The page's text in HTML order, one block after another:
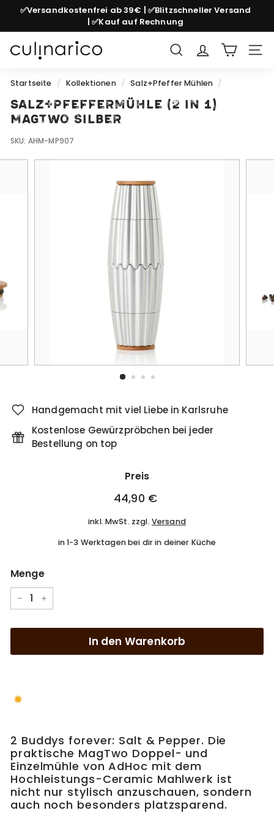
Direkt
Inhalt
Pause
✅Versandkostenfrei ab 39€ | ✅Blitzschneller Versand
| ✅Kauf auf Rechnung
c
l
i
n
a
Suche
Startseite / Kollektionen / Salz+Pfeffer Mühlen /
Salz+Pfeffermühle (2 in 1)
MagTwo silber
SKU: AHM-MP907
Handgemacht mit viel Liebe in Karlsruhe
Kostenlose Gewürzpröbchen bei jeder
Bestellung on top
Preis
Normaler
44,90 €
inkl. MwSt. zzgl. Versand
in 1-3 Werktagen bei dir in deiner Küche
Menge
− +
In den Warenkorb
2 Buddys forever: Salt & Pepper. Die
praktische MagTwo Doppel- und
Einzelmühle von AdHoc mit dem
Hochleistungs-Ceramic Mahlwerk ist
nicht nur stylisch anzuschauen, sondern
auch noch besonders platzsparend.